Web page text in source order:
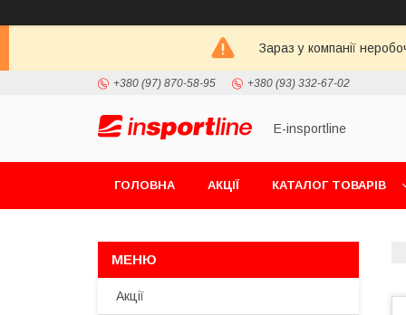
Зараз у компанії
+380 (97) 870-58-95 +380 (93) 332-67-02
E-insportline
ГОЛОВНА АКЦІЇ КАТАЛОГ ТОВАРІВ
Акції